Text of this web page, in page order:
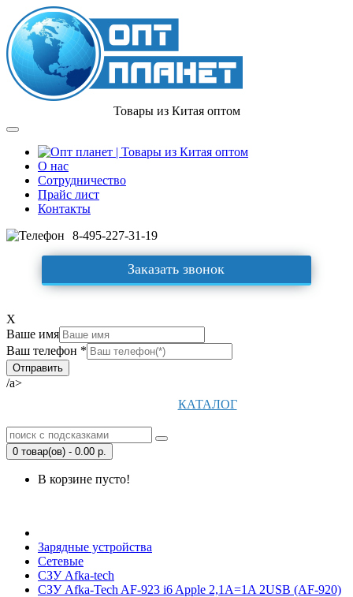
Товары из Китая оптом
О нас
Сотрудничество
Прайс лист
Контакты
8-495-227-31-19
Заказать звонок
X
Ваше имя
Ваш телефон *
/a>
КАТАЛОГ
0 товар(ов) - 0.00 р.
В корзине пусто!
Зарядные устройства
Сетевые
СЗУ Afka-tech
СЗУ Afka-Tech AF-923 i6 Apple 2,1A=1A 2USB (AF-920)